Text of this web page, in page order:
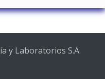
y Laboratorios S.A.